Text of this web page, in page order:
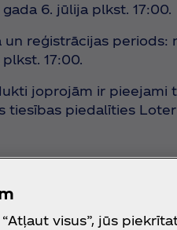
6. jūlija plkst. 17:00.
reģistrācijas periods:
17:00.
joprojām ir pieejami
tiesības piedalīties
fonda vērtība ir
visus”, jūs